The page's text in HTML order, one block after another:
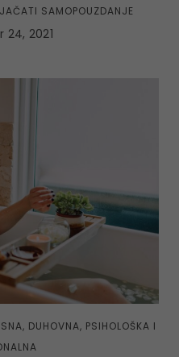
SAMOPOUZDANJE
24, 2021
DUHOVNA, PSIHOLOŠKA I